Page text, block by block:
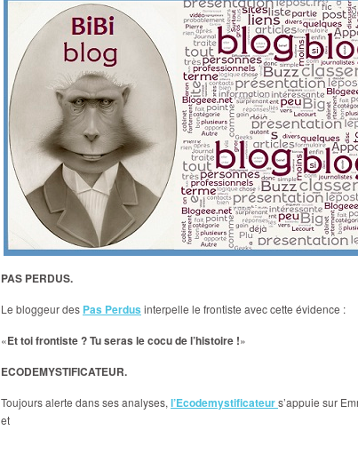
PAS PERDUS.
Le bloggeur des Pas Perdus interpelle le frontiste avec cette évidence :
«Et toi frontiste ? Tu seras le cocu de l’histoire !»
ECODEMYSTIFICATEUR.
Toujours alerte dans ses analyses, l’Ecodemystificateurs’appuie sur
et